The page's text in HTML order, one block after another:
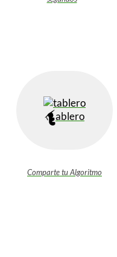
ablero
Comparte tu Algoritmo